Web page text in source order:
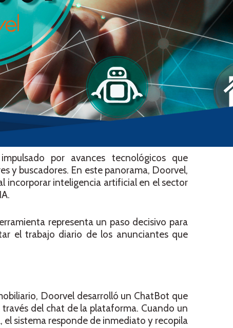
por avances tecnológicos que
y buscadores. En este panorama, Doorvel,
incorporar inteligencia artificial en el sector
representa un paso decisivo para
el trabajo diario de los anunciantes que
Doorvel desarrolló un ChatBot que
del chat de la plataforma. Cuando un
sistema responde de inmediato y recopila